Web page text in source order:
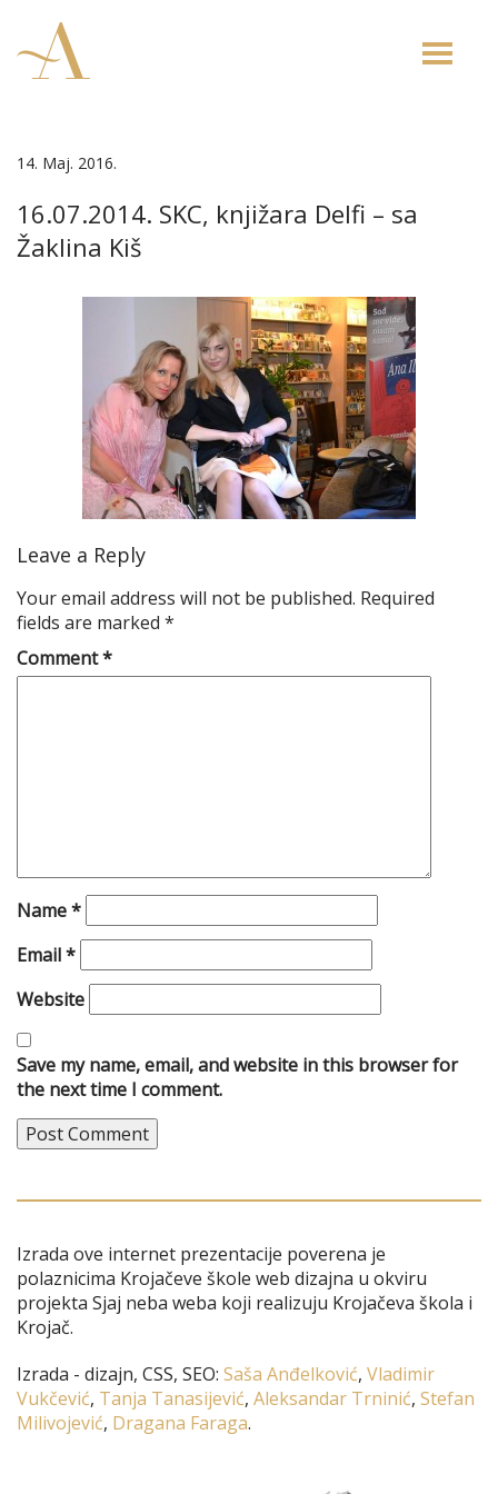
Toggle
14. Maj. 2016.
16.07.2014. SKC, knjižara Delfi – sa
Žaklina Kiš
Leave a Reply
Your email address will not be published. Required
fields are marked *
Comment*
Name*
Email*
Website
Save my name, email, and website in this browser for
the next time I comment.
Izrada ove internet prezentacije poverena je
polaznicima Krojačeve škole web dizajna u okviru
projekta Sjaj neba weba koji realizuju Krojačeva škola i
Krojač.
Izrada - dizajn, CSS, SEO: Saša Anđelković, Vladimir
Vukčević, Tanja Tanasijević, Aleksandar Trninić, Stefan
Milivojević, Dragana Faraga.